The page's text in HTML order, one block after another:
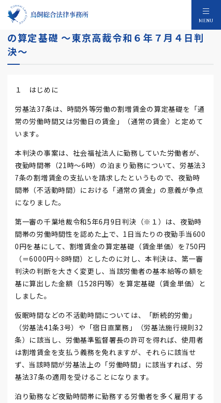
MENU
夜勤時間帯（不活動時間）における割増賃金
の算定基礎 ～東京高裁令和６年７月４日判
決～
１ はじめに
労基法37条は、時間外等労働の割増賃金の算定基礎を「通
常の労働時間又は労働日の賃金」（通常の賃金）と定めて
います。
本判決の事案は、社会福祉法人に勤務していた労働者が、
夜勤時間帯（21時～6時）の泊まり勤務について、労基法3
7条の割増賃金の支払いを請求したというもので、夜勤時
間帯（不活動時間）における「通常の賃金」の意義が争点
になりました。
第一審の千葉地裁令和5年6月9日判決（※１）は、夜勤時
間帯の労働時間性を認めた上で、1日当たりの夜勤手当600
0円を基にして、割増賃金の算定基礎（賃金単価）を750円
（＝6000円÷8時間）としたのに対し、本判決は、第一審
判決の判断を大きく変更し、当該労働者の基本給等の額を
基に算出した金額（1528円等）を算定基礎（賃金単価）と
しました。
仮眠時間などの不活動時間については、「断続的労働」
（労基法41条3号）や「宿日直業務」（労基法施行規則32
条）に該当し、労働基準監督署長の許可を得れば、使用者
は割増賃金を支払う義務を免れますが、それらに該当せ
ず、当該時間が労基法上の「労働時間」に該当すれば、労
基法37条の適用を受けることになります。
泊り勤務など夜勤時間帯に勤務する労働者を多く雇用する